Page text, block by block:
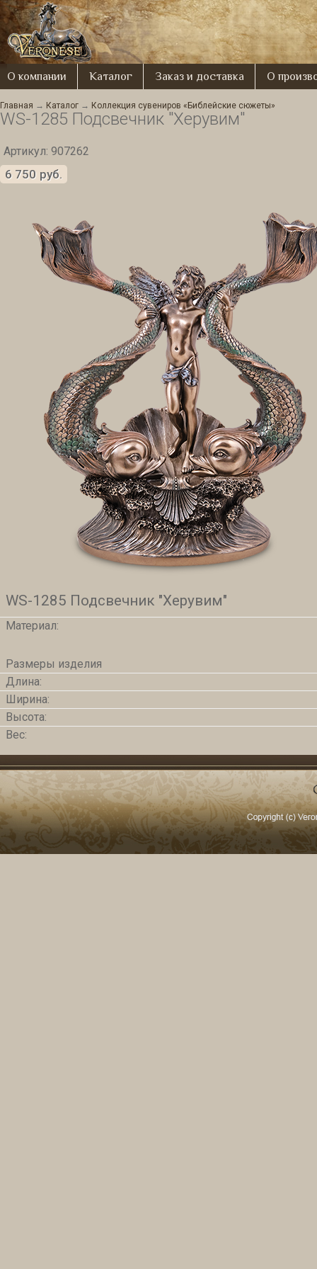
О компании Каталог Заказ и доставка О
Главная → Каталог → Коллекция сувениров «Библейские сюжеты»
WS-1285 Подсвечник "Херувим"
Артикул: 907262
6 750 руб.
WS-1285 Подсвечник "Херувим"
Материал:
Размеры изделия
Длина:
Ширина:
Высота:
Вес: